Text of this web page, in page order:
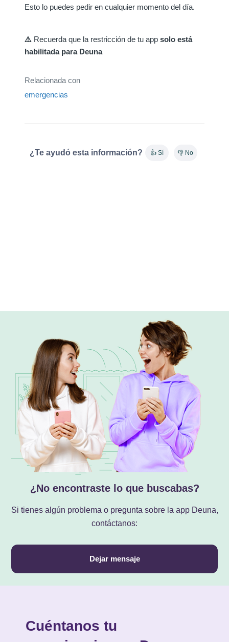
Esto lo puedes pedir en cualquier momento del día.
⚠️ Recuerda que la restricción de tu app solo está
habilitada para Deuna
Relacionada con
emergencias
¿Te ayudó esta información? 👍 Sí 👎 No
¿No encontraste lo que buscabas?
Si tienes algún problema o pregunta sobre la app Deuna,
contáctanos:
Dejar mensaje
Cuéntanos tu